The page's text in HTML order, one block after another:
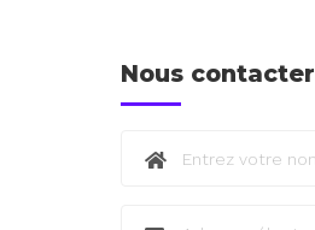
Nous contacter